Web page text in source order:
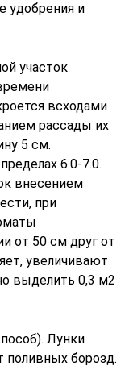
удобрения и
участок
всходами
рассады их
5 см.
6.0-7.0.
внесением
при
от 50 см друг от
увеличивают
выделить 0,3 м2
Лунки
поливных борозд.